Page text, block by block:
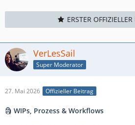
ERSTER
VerLesSail
Super Moderator
27. Mai 2026 Offizieller Beitrag
🗿 WIPs, Prozess & Workflows